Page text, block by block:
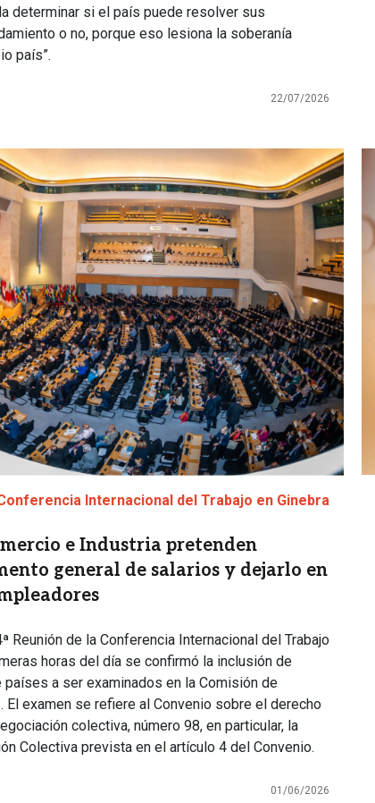
determinar si el país puede resolver sus
o no, porque eso lesiona la soberanía
país”.
22/07/2026
Internacional del Trabajo en Ginebra
e Industria pretenden
general de salarios y dejarlo en
Reunión de la Conferencia Internacional del Trabajo
horas del día se confirmó la inclusión de
países a ser examinados en la Comisión de
El examen se refiere al Convenio sobre el derecho
colectiva, número 98, en particular, la
Colectiva prevista en el artículo 4 del Convenio.
01/06/2026